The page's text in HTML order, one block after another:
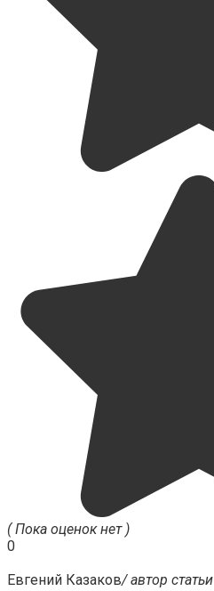
( Пока оценок нет )
0
Евгений Казаков/ автор статьи